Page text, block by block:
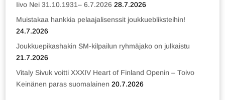
Iivo Nei 31.10.1931– 6.7.2026 28.7.2026
Muistakaa hankkia pelaajalisenssit joukkuebliksteihin!
24.7.2026
Joukkuepikashakin SM-kilpailun ryhmäjako on julkaistu
21.7.2026
Vitaly Sivuk voitti XXXIV Heart of Finland Openin – Toivo
Keinänen paras suomalainen 20.7.2026